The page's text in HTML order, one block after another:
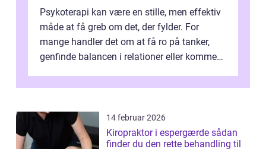
Psykoterapi kan være en stille, men effektiv
måde at få greb om det, der fylder. For
mange handler det om at få ro på tanker,
genfinde balancen i relationer eller komme
14 februar 2026
Kiropraktor i espergærde sådan
finder du den rette behandling til